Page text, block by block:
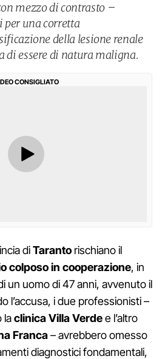
mezzo di contrasto –
una corretta
della lesione renale
di essere di natura maligna.
CONSIGLIATO
diTaranto rischiano il
colposo in cooperazione, in
un uomo di 47 anni, avvenuto il
l’accusa, i due professionisti –
laclinica Villa Verdee l’altro
Franca– avrebbero omesso
diagnostici fondamentali,